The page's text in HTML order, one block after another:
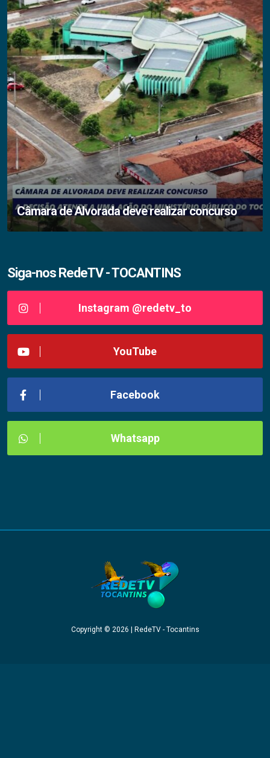
Câmara de Alvorada deve realizar concurso
Siga-nos RedeTV - TOCANTINS
Instagram @redetv_to
YouTube
Facebook
Whatsapp
Copyright © 2026 | RedeTV - Tocantins